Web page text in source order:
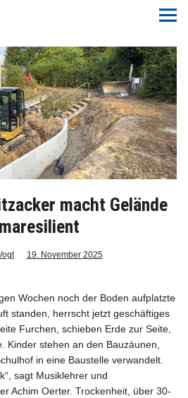
macht Gelände
19. November 2025
Wochen noch der Boden aufplatzte
standen, herrscht jetzt geschäftiges
Furchen, schieben Erde zur Seite,
Kinder stehen an den Bauzäunen,
in eine Baustelle verwandelt.
sagt Musiklehrer und
Achim Oerter. Trockenheit, über 30-